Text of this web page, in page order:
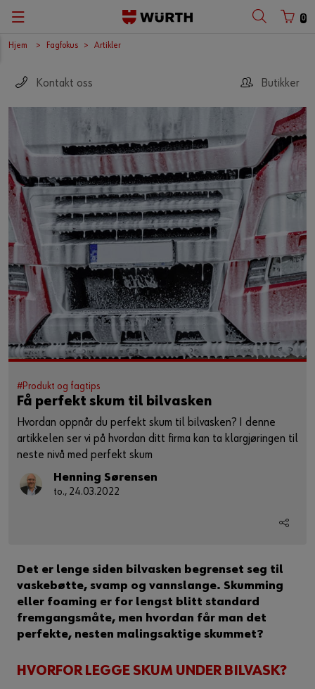
0
Hjem Fagfokus Artikler
Kontakt oss Butikker
#Produkt og fagtips
Få perfekt skum til bilvasken
Hvordan oppnår du perfekt skum til bilvasken? I denne
artikkelen ser vi på hvordan ditt firma kan ta klargjøringen til
neste nivå med perfekt skum
Henning Sørensen
to., 24.03.2022
Det er lenge siden bilvasken begrenset seg til
vaskebøtte, svamp og vannslange. Skumming
eller foaming er for lengst blitt standard
fremgangsmåte, men hvordan får man det
perfekte, nesten malingsaktige skummet?
HVORFOR LEGGE SKUM UNDER BILVASK?